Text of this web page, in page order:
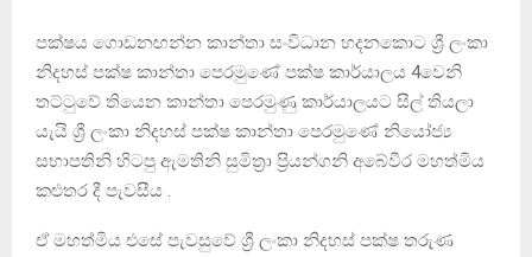
පක්ෂය ගොඩනඟන්න කාන්තා සංවිධාන හදනකොට ශ්‍රී ලංකා
නිදහස් පක්ෂ කාන්තා පෙරමුණේ පක්ෂ කාර්යාලය 4වෙනි
තට්ටුවේ තියෙන කාන්තා පෙරමුණු කාර්යාලයට සීල් තියලා
යැයි ශ්‍රී ලංකා නිදහස් පක්ෂ කාන්තා පෙරමුණේ නියෝජ්‍ය
සභාපතිනි හිටපු ඇමතිනි සුමිත්‍රා ප්‍රියන්ගනි අබේවීර මහත්මිය
කළුතර දී පැවසීය .
ඒ මහත්මිය එසේ පැවසුවේ ශ්‍රී ලංකා නිදහස් පක්ෂ තරුණ